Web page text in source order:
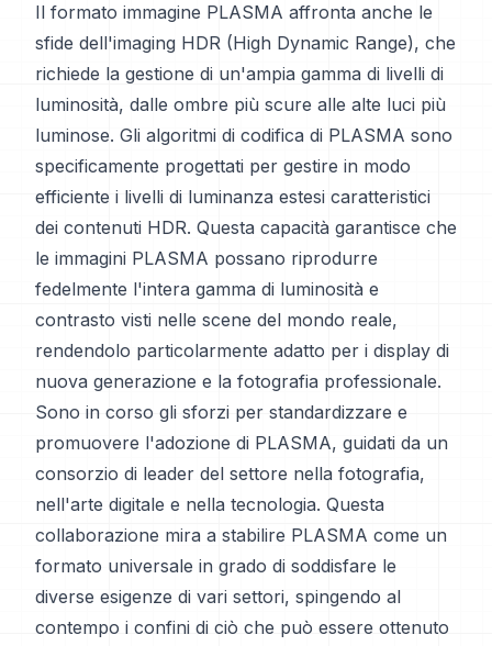
Il formato immagine PLASMA affronta anche le
sfide dell'imaging HDR (High Dynamic Range), che
richiede la gestione di un'ampia gamma di livelli di
luminosità, dalle ombre più scure alle alte luci più
luminose. Gli algoritmi di codifica di PLASMA sono
specificamente progettati per gestire in modo
efficiente i livelli di luminanza estesi caratteristici
dei contenuti HDR. Questa capacità garantisce che
le immagini PLASMA possano riprodurre
fedelmente l'intera gamma di luminosità e
contrasto visti nelle scene del mondo reale,
rendendolo particolarmente adatto per i display di
nuova generazione e la fotografia professionale.
Sono in corso gli sforzi per standardizzare e
promuovere l'adozione di PLASMA, guidati da un
consorzio di leader del settore nella fotografia,
nell'arte digitale e nella tecnologia. Questa
collaborazione mira a stabilire PLASMA come un
formato universale in grado di soddisfare le
diverse esigenze di vari settori, spingendo al
contempo i confini di ciò che può essere ottenuto